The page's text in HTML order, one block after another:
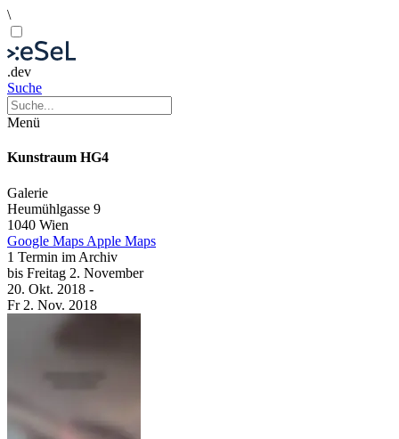
\
.dev
Suche
Menü
Kunstraum HG4
Galerie
Heumühlgasse 9
1040 Wien
Google Maps Apple Maps
1 Termin im Archiv
bis Freitag 2. November
20. Okt. 2018 -
Fr 2. Nov. 2018